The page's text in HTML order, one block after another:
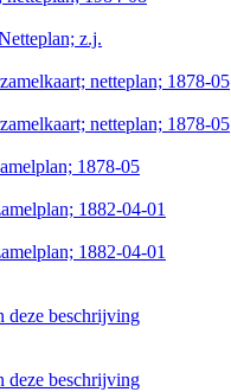
z.j.
netteplan; 1878-05
netteplan; 1878-05
1878-05
1882-04-01
1882-04-01
deze beschrijving
deze beschrijving